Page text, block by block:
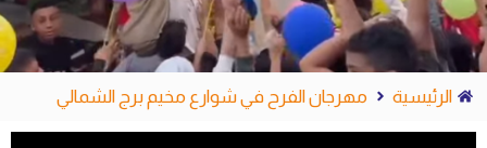
الرئيسية مهرجان الفرح في شوارع مخيم برج الشمالي